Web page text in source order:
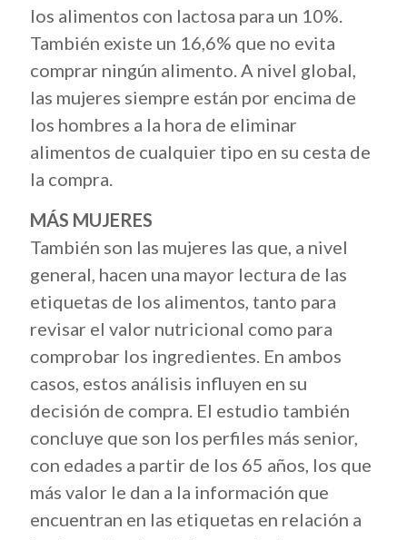
los alimentos con lactosa para un 10%.
También existe un 16,6% que no evita
comprar ningún alimento. A nivel global,
las mujeres siempre están por encima de
los hombres a la hora de eliminar
alimentos de cualquier tipo en su cesta de
la compra.
MÁS MUJERES
También son las mujeres las que, a nivel
general, hacen una mayor lectura de las
etiquetas de los alimentos, tanto para
revisar el valor nutricional como para
comprobar los ingredientes. En ambos
casos, estos análisis influyen en su
decisión de compra. El estudio también
concluye que son los perfiles más senior,
con edades a partir de los 65 años, los que
más valor le dan a la información que
encuentran en las etiquetas en relación a